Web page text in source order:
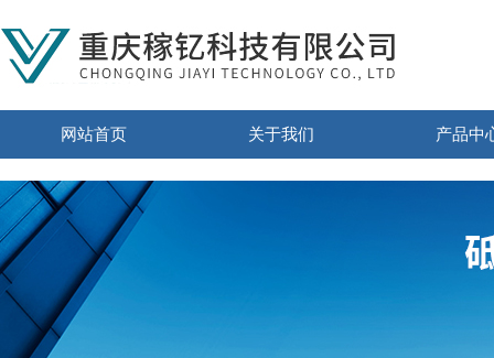
网站首页 关于我们 产品中